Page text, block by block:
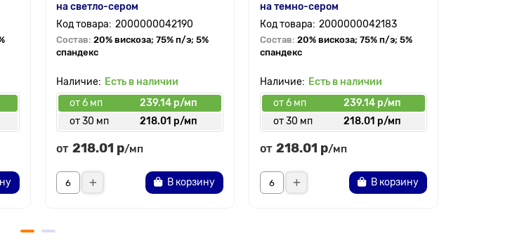
на светло-сером
2000000042190
Состав: 20% вискоза; 75% п/э; 5%
спандекс
Есть в наличии
от 6 мп
239.14 р/мп
от 30 мп
218.01 р/мп
от 218.01 р/мп
В корзину
на темно-сером
2000000042183
Состав: 20% вискоза; 75% п/э; 5%
спандекс
Есть в наличии
от 6 мп
239.14 р/мп
от 30 мп
218.01 р/мп
от 218.01 р/мп
В корзину